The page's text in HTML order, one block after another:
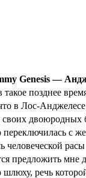
Genesis —
позднее
в Лос-Анджелесе
двоюродных
переключилась с
человеческой расы
предложить мне
речь